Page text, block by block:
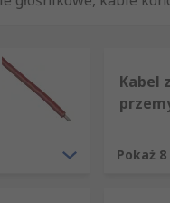
Kabel
Pokaż